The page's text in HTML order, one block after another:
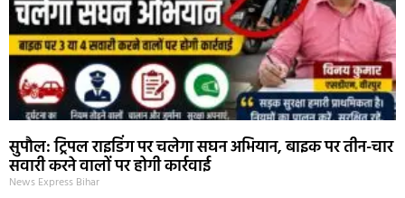
सुपौल: ट्रिपल राइडिंग पर चलेगा सघन अभियान, बाइक पर तीन-चार
सवारी करने वालों पर होगी कार्रवाई
News Express Bihar